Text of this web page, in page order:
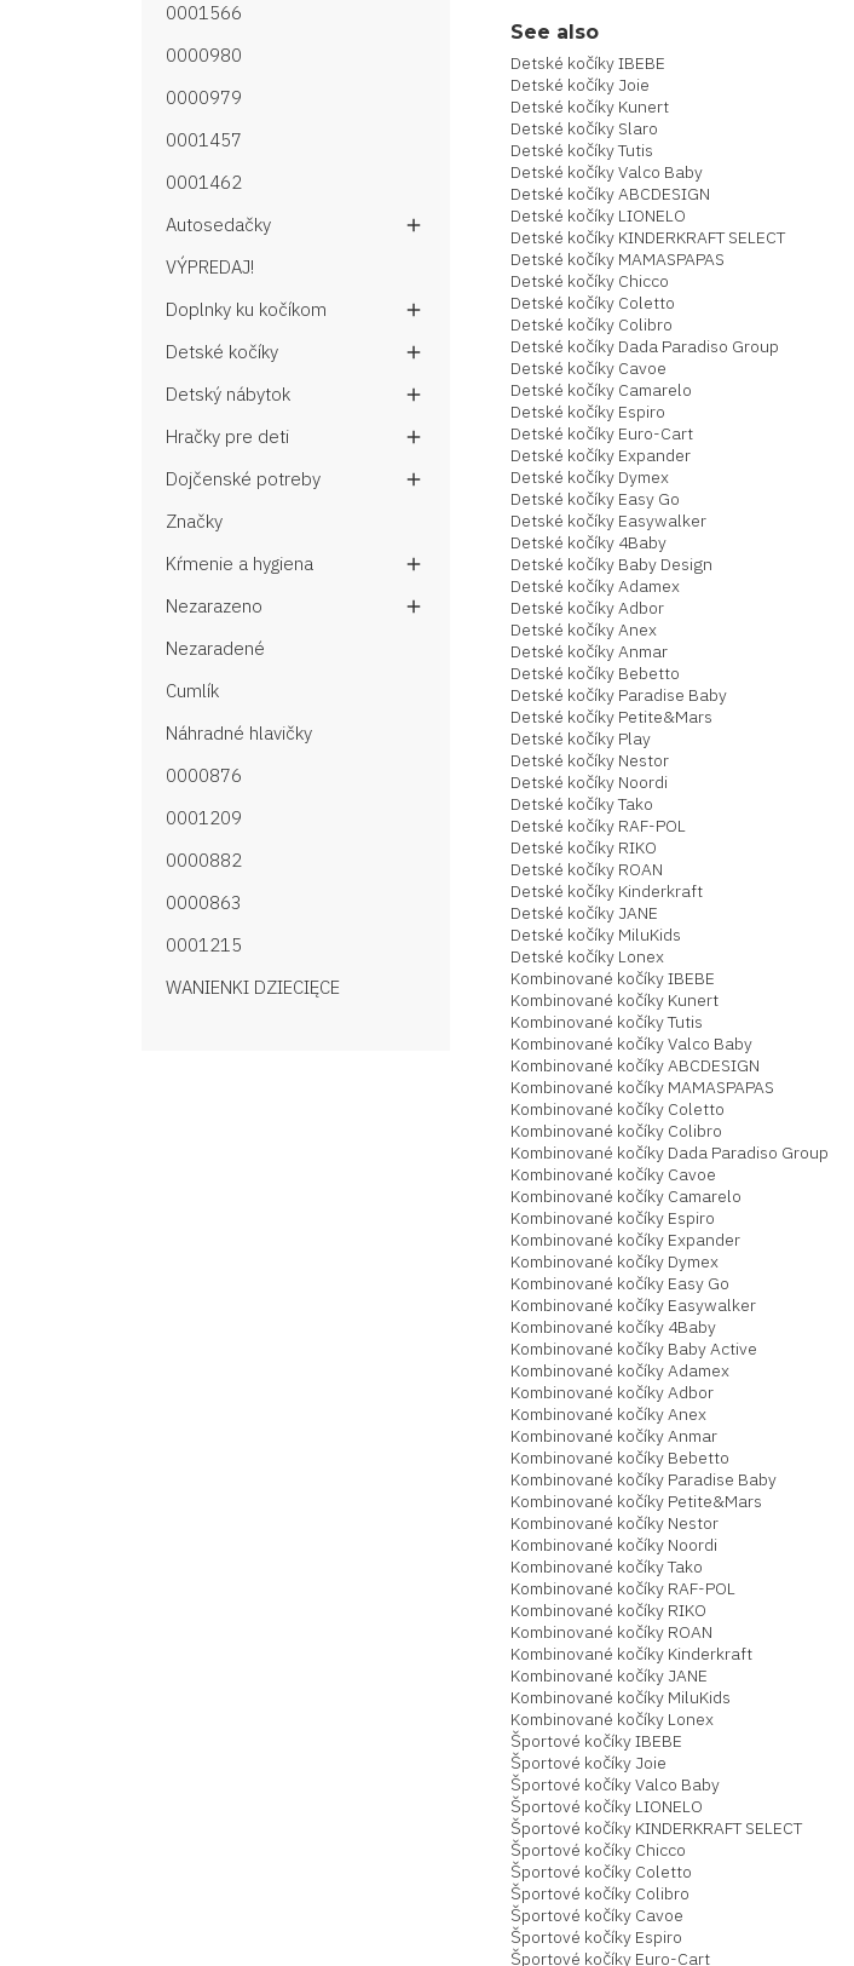
0001566
0000980
0000979
0001457
0001462
Autosedačky

VÝPREDAJ!
Doplnky ku kočíkom

Detské kočíky 
Detský nábytok 
Hračky pre deti 
Dojčenské potreby 
Značky
Kŕmenie a hygiena

Nezarazeno 
Nezaradené
Cumlík
Náhradné hlavičky
0000876
0001209
0000882
0000863
0001215
WANIENKI DZIECIĘCE
See also
Detské kočíky IBEBE
Detské kočíky Joie
Detské kočíky Kunert
Detské kočíky Slaro
Detské kočíky Tutis
Detské kočíky Valco Baby
Detské kočíky ABCDESIGN
Detské kočíky LIONELO
Detské kočíky KINDERKRAFT SELECT
Detské kočíky MAMASPAPAS
Detské kočíky Chicco
Detské kočíky Coletto
Detské kočíky Colibro
Detské kočíky Dada Paradiso Group
Detské kočíky Cavoe
Detské kočíky Camarelo
Detské kočíky Espiro
Detské kočíky Euro-Cart
Detské kočíky Expander
Detské kočíky Dymex
Detské kočíky Easy Go
Detské kočíky Easywalker
Detské kočíky 4Baby
Detské kočíky Baby Design
Detské kočíky Adamex
Detské kočíky Adbor
Detské kočíky Anex
Detské kočíky Anmar
Detské kočíky Bebetto
Detské kočíky Paradise Baby
Detské kočíky Petite&Mars
Detské kočíky Play
Detské kočíky Nestor
Detské kočíky Noordi
Detské kočíky Tako
Detské kočíky RAF-POL
Detské kočíky RIKO
Detské kočíky ROAN
Detské kočíky Kinderkraft
Detské kočíky JANE
Detské kočíky MiluKids
Detské kočíky Lonex
Kombinované kočíky IBEBE
Kombinované kočíky Kunert
Kombinované kočíky Tutis
Kombinované kočíky Valco Baby
Kombinované kočíky ABCDESIGN
Kombinované kočíky MAMASPAPAS
Kombinované kočíky Coletto
Kombinované kočíky Colibro
Kombinované kočíky Dada Paradiso Group
Kombinované kočíky Cavoe
Kombinované kočíky Camarelo
Kombinované kočíky Espiro
Kombinované kočíky Expander
Kombinované kočíky Dymex
Kombinované kočíky Easy Go
Kombinované kočíky Easywalker
Kombinované kočíky 4Baby
Kombinované kočíky Baby Active
Kombinované kočíky Adamex
Kombinované kočíky Adbor
Kombinované kočíky Anex
Kombinované kočíky Anmar
Kombinované kočíky Bebetto
Kombinované kočíky Paradise Baby
Kombinované kočíky Petite&Mars
Kombinované kočíky Nestor
Kombinované kočíky Noordi
Kombinované kočíky Tako
Kombinované kočíky RAF-POL
Kombinované kočíky RIKO
Kombinované kočíky ROAN
Kombinované kočíky Kinderkraft
Kombinované kočíky JANE
Kombinované kočíky MiluKids
Kombinované kočíky Lonex
Športové kočíky IBEBE
Športové kočíky Joie
Športové kočíky Valco Baby
Športové kočíky LIONELO
Športové kočíky KINDERKRAFT SELECT
Športové kočíky Chicco
Športové kočíky Coletto
Športové kočíky Colibro
Športové kočíky Cavoe
Športové kočíky Espiro
Športové kočíky Euro-Cart